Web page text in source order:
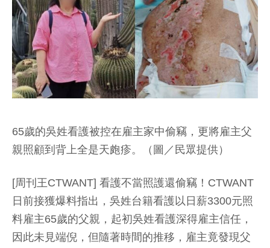
65歲的吳姓看護被控在雇主家中偷竊，更將雇主父
親照顧到背上全是天皰疹。（圖／民眾提供）
[周刊王CTWANT] 看護不當照護還偷竊！CTWANT
日前接獲爆料指出，吳姓台籍看護以日薪3300元照
料雇主65歲的父親，起初吳姓看護深得雇主信任，
因此未見端倪，但隨著時間的推移，雇主竟發現父